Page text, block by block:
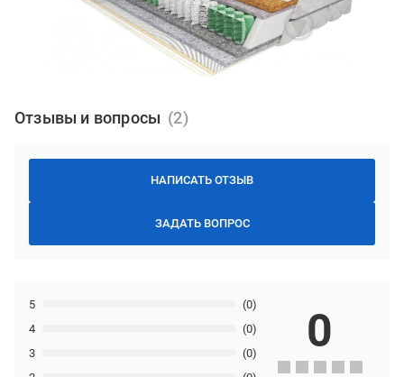
Отзывы и вопросы
НАПИСАТЬ ОТЗЫВ
ЗАДАТЬ ВОПРОС
3 (0)
4 (0)
5 (0)
0